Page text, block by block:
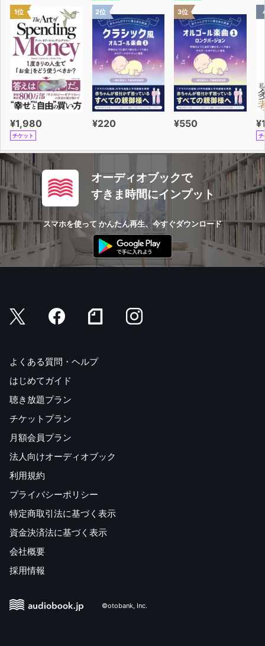
1位
¥1,980
チケット
2位
¥220
3位
¥550
チ
オーディオブックで
すきま時間にインプット
スマホを使って かんたん再生、今すぐダウンロード
よくある質問・ヘルプ
はじめてガイド
聴き放題プラン
チケットプラン
月額会員プラン
法人向けオーディオブック
利用規約
プライバシーポリシー
特定商取引法に基づく表示
資金決済法に基づく表示
会社概要
採用情報
©otobank, Inc.